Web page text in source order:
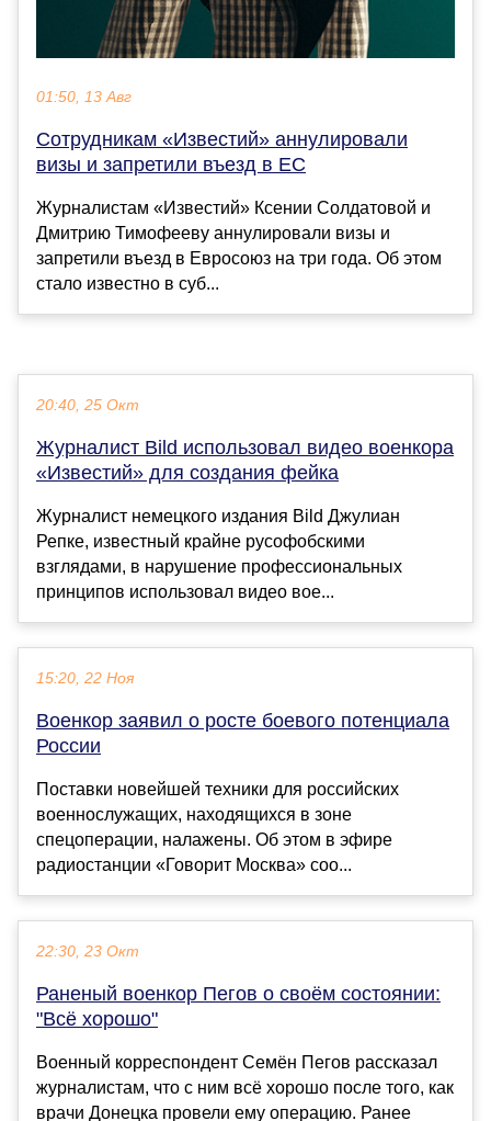
01:50, 13 Авг
Сотрудникам «Известий» аннулировали
визы и запретили въезд в ЕС
Журналистам «Известий» Ксении Солдатовой и
Дмитрию Тимофееву аннулировали визы и
запретили въезд в Евросоюз на три года. Об этом
стало известно в суб...
20:40, 25 Окт
Журналист Bild использовал видео военкора
«Известий» для создания фейка
Журналист немецкого издания Bild Джулиан
Репке, известный крайне русофобскими
взглядами, в нарушение профессиональных
принципов использовал видео вое...
15:20, 22 Ноя
Военкор заявил о росте боевого потенциала
России
Поставки новейшей техники для российских
военнослужащих, находящихся в зоне
спецоперации, налажены. Об этом в эфире
радиостанции «Говорит Москва» соо...
22:30, 23 Окт
Раненый военкор Пегов о своём состоянии:
"Всё хорошо"
Военный корреспондент Семён Пегов рассказал
журналистам, что с ним всё хорошо после того, как
врачи Донецка провели ему операцию. Ранее